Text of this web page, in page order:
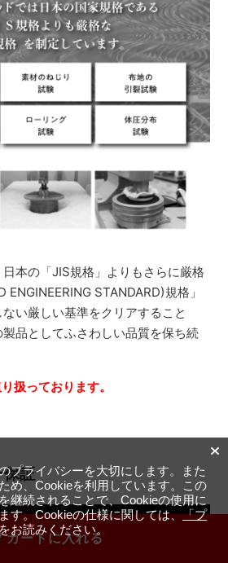
カートに入れる
本の「JIS規格」よりもさらに厳格
ENGINEERING STANDARD)規格」
い厳しい基準をクリアすること
品としてふさわしい品質を保ち続
扱っております。
証
プライバシーを大切にします。また
め、Cookieを利用しています。この
継続されることで、Cookieの使用に
す。Cookieの仕様に関しては、「プ
お読みください。